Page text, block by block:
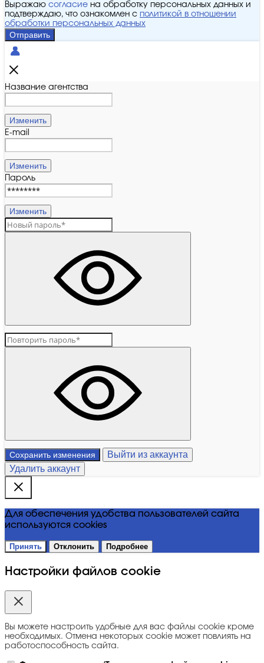
Выражаю согласие на обработку персональных данных и
подтверждаю, что ознакомлен с политикой в отношении
обработки персональных данных
Отправить
Название агентства
Изменить
E-mail
Изменить
Пароль
Изменить
Сохранить изменения
Выйти из аккаунта
Удалить аккаунт
Для обеспечения удобства пользователей сайта
используются cookies
Принять Отклонить Подробнее
Настройки файлов cookie
Вы можете настроить удобные для вас файлы cookie кроме
необходимых. Отмена некоторых cookie может повлиять на
работоспособность сайта.